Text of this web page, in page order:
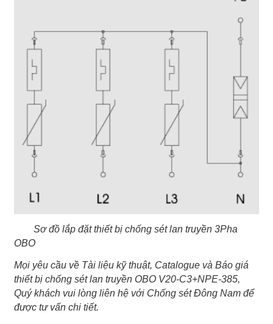
Sơ đồ lắp đặt thiết bị chống sét lan truyền 3Pha
OBO
Mọi yêu cầu về Tài liệu kỹ thuật, Catalogue và Báo giá
thiết bị chống sét lan truyền OBO V20-C3+NPE-385,
Quý khách vui lòng liên hệ với Chống sét Đông Nam để
được tư vấn chi tiết.